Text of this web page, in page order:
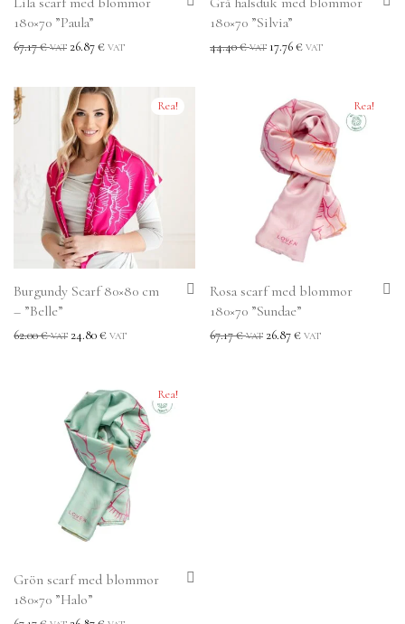
180×70 ”Paula”
67.17€ VAT 26.87€ VAT
180×70 ”Silvia”
44.40€ VAT 17.76€ VAT
Rea!
Burgundy Scarf 80×80 cm
– ”Belle”
62.00€ VAT 24.80€ VAT
Rea!
Rosa scarf med blommor
180×70 ”Sundae”
67.17€ VAT 26.87€ VAT
Rea!
Grön scarf med blommor
180×70 ”Halo”